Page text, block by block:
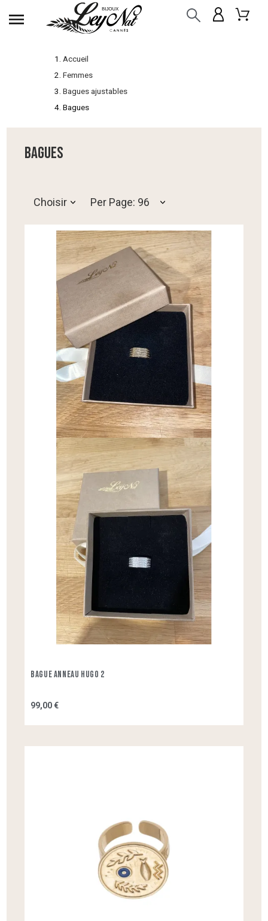
Accueil
Femmes
Bagues ajustables
Bagues
BAGUES
Choisir Per Page: 96
Bague Anneau Hugo 2
99,00 €